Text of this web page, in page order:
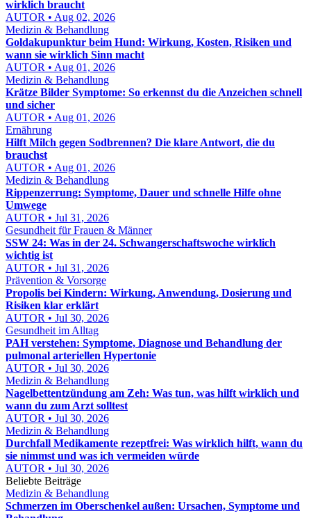
wirklich braucht
AUTOR • Aug 02, 2026
Medizin & Behandlung
Goldakupunktur beim Hund: Wirkung, Kosten, Risiken und
wann sie wirklich Sinn macht
AUTOR • Aug 01, 2026
Medizin & Behandlung
Krätze Bilder Symptome: So erkennst du die Anzeichen schnell
und sicher
AUTOR • Aug 01, 2026
Ernährung
Hilft Milch gegen Sodbrennen? Die klare Antwort, die du
brauchst
AUTOR • Aug 01, 2026
Medizin & Behandlung
Rippenzerrung: Symptome, Dauer und schnelle Hilfe ohne
Umwege
AUTOR • Jul 31, 2026
Gesundheit für Frauen & Männer
SSW 24: Was in der 24. Schwangerschaftswoche wirklich
wichtig ist
AUTOR • Jul 31, 2026
Prävention & Vorsorge
Propolis bei Kindern: Wirkung, Anwendung, Dosierung und
Risiken klar erklärt
AUTOR • Jul 30, 2026
Gesundheit im Alltag
PAH verstehen: Symptome, Diagnose und Behandlung der
pulmonal arteriellen Hypertonie
AUTOR • Jul 30, 2026
Medizin & Behandlung
Nagelbettentzündung am Zeh: Was tun, was hilft wirklich und
wann du zum Arzt solltest
AUTOR • Jul 30, 2026
Medizin & Behandlung
Durchfall Medikamente rezeptfrei: Was wirklich hilft, wann du
sie nimmst und was ich vermeiden würde
AUTOR • Jul 30, 2026
Beliebte Beiträge
Medizin & Behandlung
Schmerzen im Oberschenkel außen: Ursachen, Symptome und